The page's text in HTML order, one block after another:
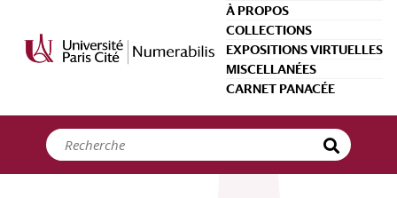
À PROPOS
COLLECTIONS
EXPOSITIONS VIRTUELLES
MISCELLANÉES
CARNET PANACÉE